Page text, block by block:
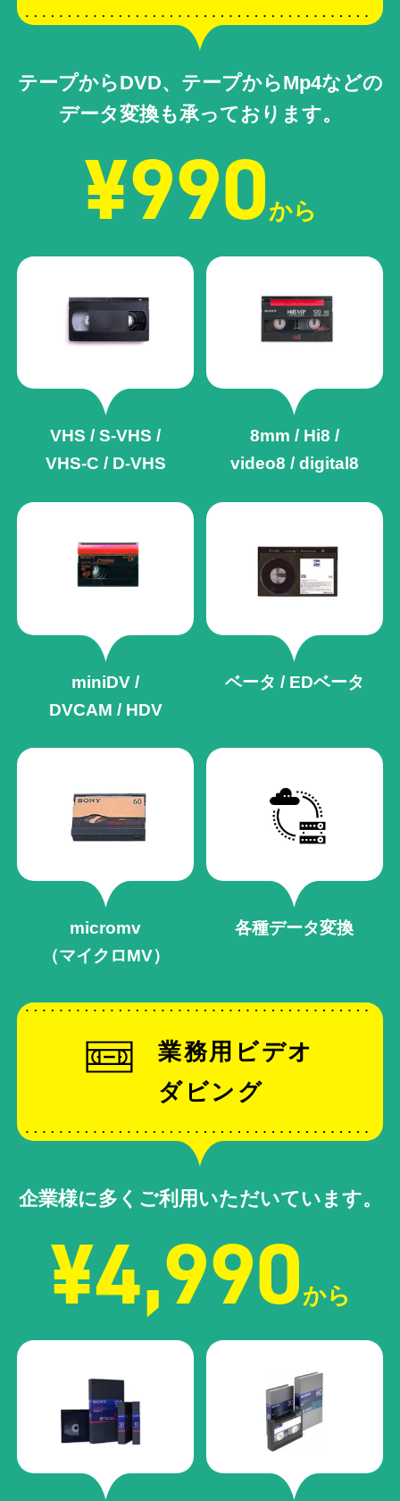
テープからDVD、テープからMp4などの
データ変換も承っております。
¥990から
VHS / S-VHS /
VHS-C / D-VHS
8mm / Hi8 /
video8 / digital8
miniDV /
DVCAM / HDV
ベータ / EDベータ
micromv
（マイクロMV）
各種データ変換
業務用ビデオ
ダビング
企業様に多くご利用いただいています。
¥4,990から